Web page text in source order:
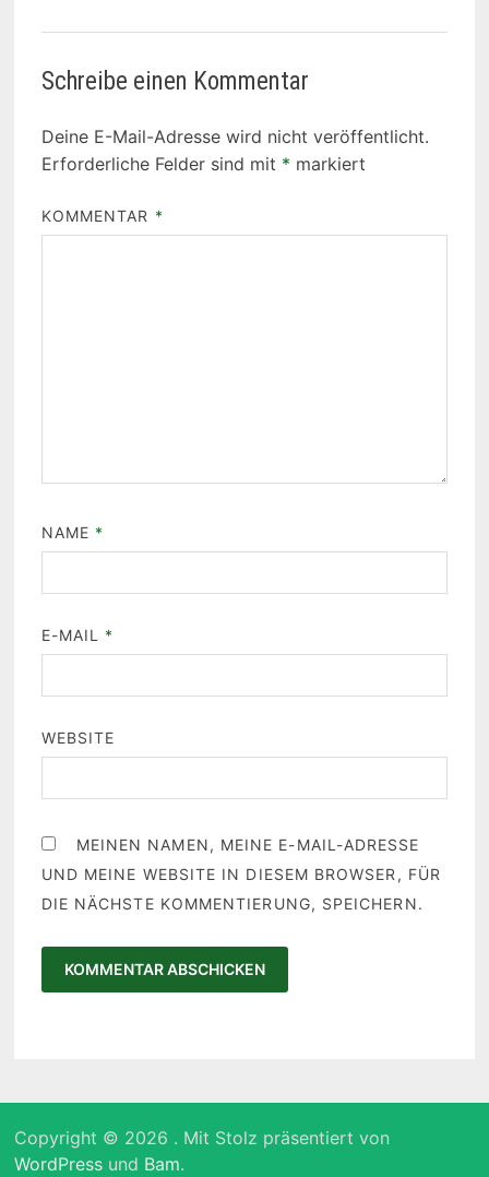
Schreibe einen Kommentar
Deine E-Mail-Adresse wird nicht veröffentlicht.
Erforderliche Felder sind mit * markiert
KOMMENTAR *
NAME *
E-MAIL *
WEBSITE
MEINEN NAMEN, MEINE E-MAIL-ADRESSE
UND MEINE WEBSITE IN DIESEM BROWSER, FÜR
DIE NÄCHSTE KOMMENTIERUNG, SPEICHERN.
Copyright © 2026 . Mit Stolz präsentiert von
WordPressund Bam.